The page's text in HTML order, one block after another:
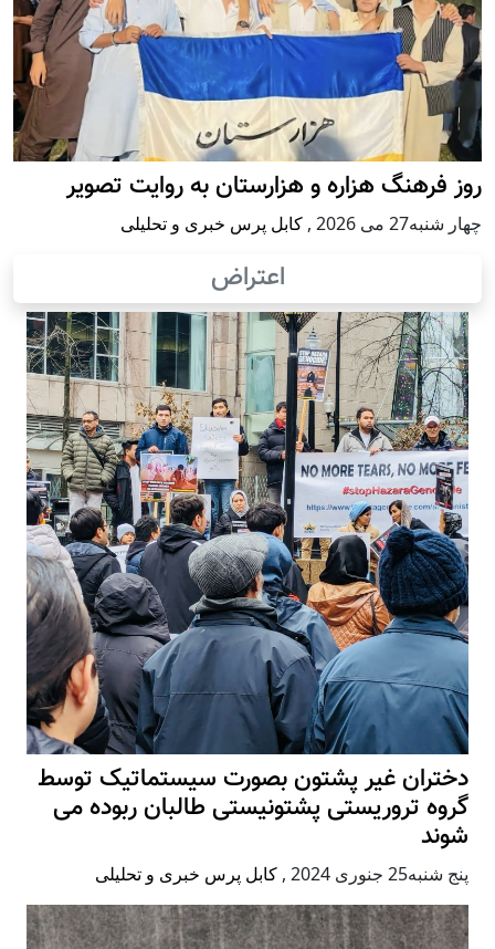
روز فرهنگ هزاره و هزارستان به روایت تصویر
چهار شنبه27 می 2026 , کابل پرس خبری و تحلیلی
اعتراض
دختران غیر پشتون بصورت سیستماتیک توسط
گروه تروریستی پشتونیستی طالبان ربوده می
شوند
پنج شنبه25 جنوری 2024 , کابل پرس خبری و تحلیلی